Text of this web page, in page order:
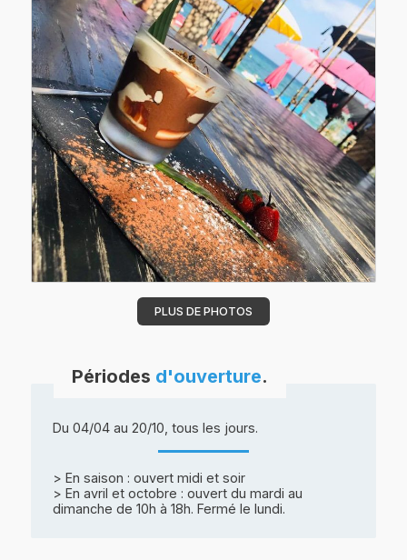
PLUS DE PHOTOS
Périodes d'ouverture.
Du 04/04 au 20/10, tous les jours.
> En saison : ouvert midi et soir
> En avril et octobre : ouvert du mardi au
dimanche de 10h à 18h. Fermé le lundi.